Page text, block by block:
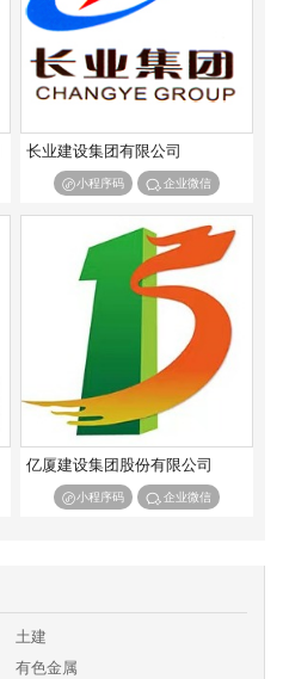
港口与航道工程施工总承包一级
矿山工程施工总承包一级
矿山工程施工总承包三级
冶金工程施工总承包一级
冶金工程施工总承包三级
石油化工工程施工总承包一级
石油化工工程施工总承包三级
通信工程施工总承包二级
机电工程施工总承包一级
机电工程施工总承包三级
长业建设集团有限公司
小程序码 企业微信
亿厦建设集团股份有限公司
小程序码 企业微信
土建
有色金属